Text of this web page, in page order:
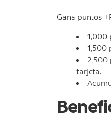
Gana puntos
1,000
1,500
2,500
tarjeta.